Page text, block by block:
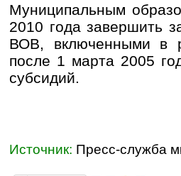
Муниципальным
2010 года завершить
ВОВ, включенными в
после 1 марта 2005
субсидий.
Источник: Пресс-служба